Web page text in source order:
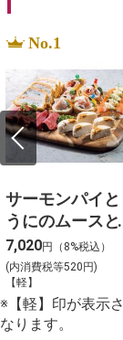
No.1
サーモンパイと
うにのムース
種冷菜のアソー
ト_【Y-4】
7,020円（8%税込）
(内消費税等520円)
【軽】
※【軽】印が表示
なります。